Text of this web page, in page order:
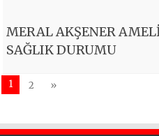
MERAL AKŞENER
SAĞLIK DURUMU
1 2 »